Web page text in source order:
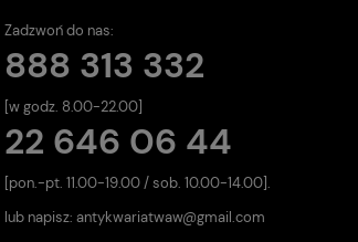
Zadzwoń do nas:
888 313 332
[w godz. 8.00-22.00]
22 646 06 44
[pon.-pt. 11.00-19.00 / sob. 10.00-14.00].
lub napisz: antykwariatwaw@gmail.com